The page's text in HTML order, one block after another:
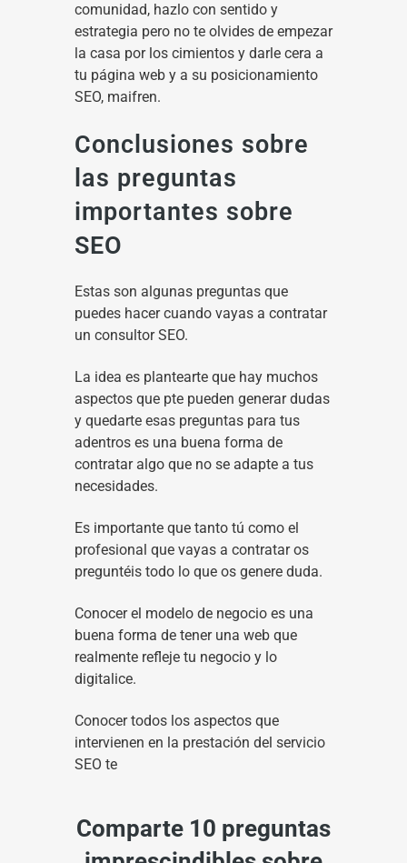
comunidad, hazlo con sentido y
estrategia pero no te olvides de empezar
la casa por los cimientos y darle cera a
tu página web y a su posicionamiento
SEO, maifren.
Conclusiones sobre
las preguntas
importantes sobre
SEO
Estas son algunas preguntas que
puedes hacer cuando vayas a contratar
un consultor SEO.
La idea es plantearte que hay muchos
aspectos que pte pueden generar dudas
y quedarte esas preguntas para tus
adentros es una buena forma de
contratar algo que no se adapte a tus
necesidades.
Es importante que tanto tú como el
profesional que vayas a contratar os
preguntéis todo lo que os genere duda.
Conocer el modelo de negocio es una
buena forma de tener una web que
realmente refleje tu negocio y lo
digitalice.
Conocer todos los aspectos que
intervienen en la prestación del servicio
SEO te
Comparte 10 preguntas